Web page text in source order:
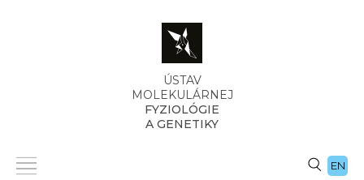
ÚSTAV
MOLEKULÁRNEJ
FYZIOLÓGIE
A GENETIKY
EN